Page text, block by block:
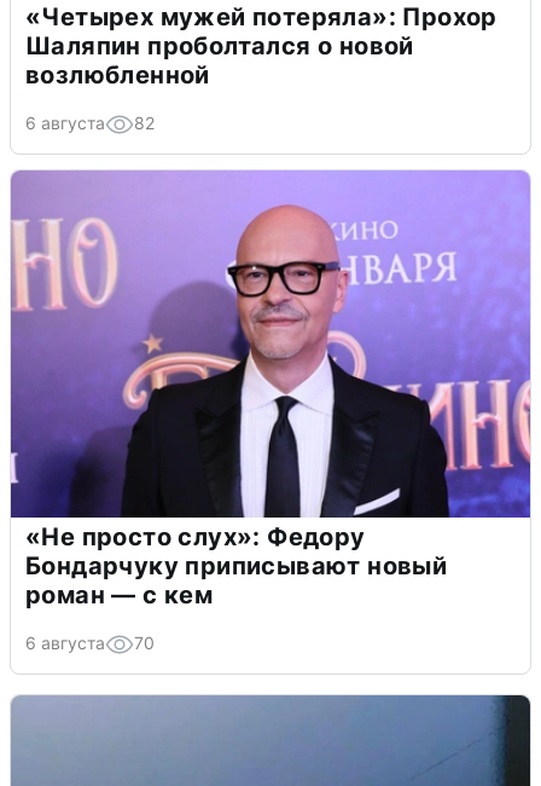
«Четырех мужей потеряла»: Прохор
Шаляпин проболтался о новой
возлюбленной
6 августа 82
«Не просто слух»: Федору
Бондарчуку приписывают новый
роман — с кем
6 августа 70